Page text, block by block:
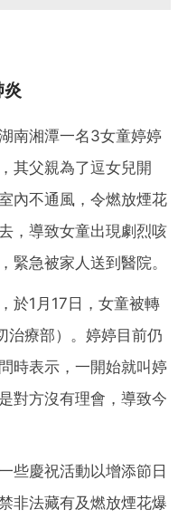
炎
南湘潭一名3女童婷婷
其父親為了逗女兒開
內不通風，令燃放煙花
，導致女童出現劇烈咳
緊急被家人送到醫院。
於1月17日，女童被轉
治療部）。婷婷目前仍
時表示，一開始就叫婷
對方沒有理會，導致今
些慶祝活動以增添節日
非法藏有及燃放煙花爆